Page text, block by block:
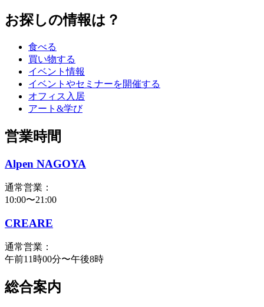
お探しの情報は？
食べる
買い物する
イベント情報
イベントやセミナーを開催する
オフィス入居
アート&学び
営業時間
Alpen NAGOYA
通常営業：
10:00〜21:00
CREARE
通常営業：
午前11時00分〜午後8時
総合案内